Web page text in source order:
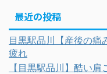
最近の投稿
目黒駅品川【産後の痛
疲れ
【目黒駅品川】酷い